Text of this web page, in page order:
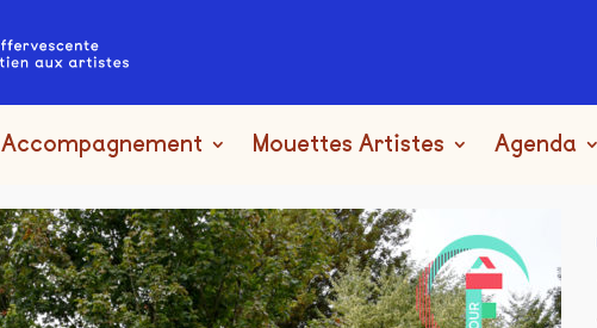
Accompagnement Mouettes Artistes Agenda